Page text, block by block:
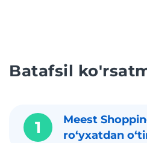
Batafsil
1
Meest
roʻyxatdan